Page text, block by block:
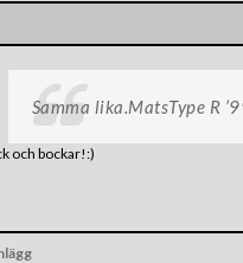
Samma lika.MatsType R
och bockar!:)